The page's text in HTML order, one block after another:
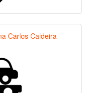
Carlos Caldeira